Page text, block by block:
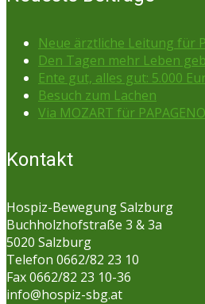
Neue ärztliche Leitung für
Den Tagen mehr Leben
Ente gut, alles gut: 5.000
Besuch zum Lachen
Via MOZART für PAPAGENO
Kontakt
Hospiz-Bewegung Salzburg
Buchholzhofstraße 3 & 3a
5020 Salzburg
Telefon 0662/82 23 10
Fax 0662/82 23 10-36
info@hospiz-sbg.at